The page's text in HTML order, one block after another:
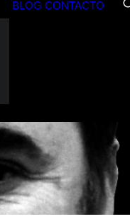
BLOG CONTACTO